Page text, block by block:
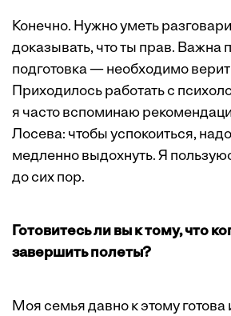
Конечно. Нужно уметь
доказывать, что ты прав. Важна
подготовка — необходимо
Приходилось работать с
я часто вспоминаю
Лосева: чтобы успокоиться,
медленно выдохнуть. Я
до сих пор.
Готовитесь ли вы к тому, что
завершить полеты?
Моя семья давно к этому готова